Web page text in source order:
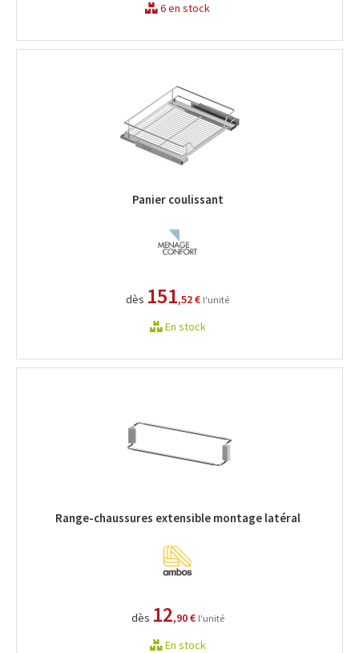
6 en stock
Panier coulissant
dès 151,52 € l'unité
En stock
Range-chaussures extensible montage latéral
dès 12,90 € l'unité
En stock